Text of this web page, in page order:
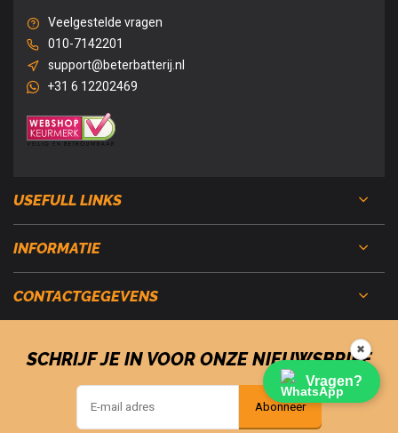
Veelgestelde vragen
010-7142201
support@beterbatterij.nl
+31 6 12202469
USEFULL LINKS
INFORMATIE
CONTACTGEGEVENS
SCHRIJF JE IN VOOR ONZE NIEUWSBRIEF
Abonneer
✖
Vragen?